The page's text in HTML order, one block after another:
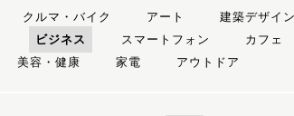
クルマ・バイク アート 建築デザイン
ビジネス スマートフォン カフェ
美容・健康 家電 アウトドア